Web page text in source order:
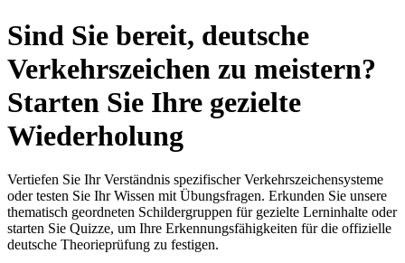
Sind Sie bereit, deutsche
Verkehrszeichen zu meistern?
Starten Sie Ihre gezielte
Wiederholung
Vertiefen Sie Ihr Verständnis spezifischer Verkehrszeichensysteme
oder testen Sie Ihr Wissen mit Übungsfragen. Erkunden Sie unsere
thematisch geordneten Schildergruppen für gezielte Lerninhalte oder
starten Sie Quizze, um Ihre Erkennungsfähigkeiten für die offizielle
deutsche Theorieprüfung zu festigen.